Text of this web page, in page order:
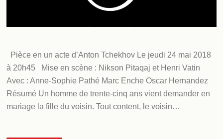
Pièce en un acte d’Anton Tchekhov Le jeudi 24 mai 2018
à 20h45 Mise en scène : Nikson Pitaqaj et Henri Vatin
Avec : Anne-Sophie Pathé Marc Enche Oscar Hernandez
Résumé Un homme de trente-cinq ans vient demander en
mariage la fille du voisin. Tout content, le voisin…